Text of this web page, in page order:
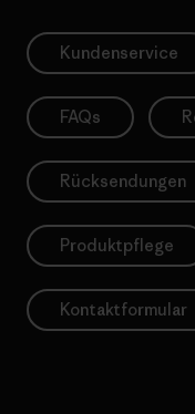
Kundenservice
FAQs
Rücksendungen
Produktpflege
Kontaktformular